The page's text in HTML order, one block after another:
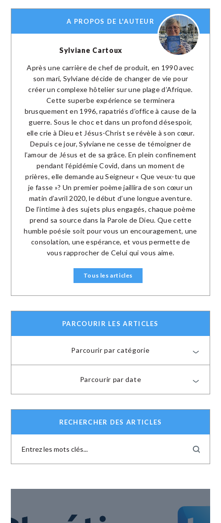
A PROPOS DE L'AUTEUR
Sylviane Cartoux
Après une carrière de chef de produit, en 1990 avec
son mari, Sylviane décide de changer de vie pour
créer un complexe hôtelier sur une plage d’Afrique.
Cette superbe expérience se terminera
brusquement en 1996, rapatriés d’office à cause de la
guerre. Sous le choc et dans un profond désespoir,
elle crie à Dieu et Jésus-Christ se révèle à son cœur.
Depuis ce jour, Sylviane ne cesse de témoigner de
l’amour de Jésus et de sa grâce. En plein confinement
pendant l’épidémie Covid, dans un moment de
prières, elle demande au Seigneur « Que veux-tu que
je fasse »? Un premier poème jaillira de son cœur un
matin d’avril 2020, le début d’une longue aventure.
De l’intime à des sujets plus engagés, chaque poème
prend sa source dans la Parole de Dieu. Que cette
humble poésie soit pour vous un encouragement, une
consolation, une espérance, et vous permette de
vous rapprocher de Celui qui vous aime.
Tous les articles
PARCOURIR LES ARTICLES
Parcourir par catégorie
Parcourir par date
RECHERCHER DES ARTICLES